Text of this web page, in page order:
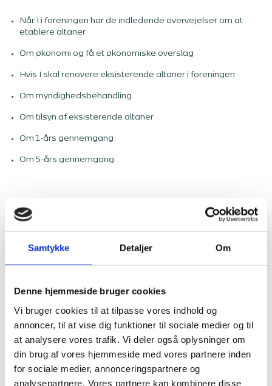
Samtykke Detaljer Om
Denne hjemmeside bruger cookies
Vi bruger cookies til at tilpasse vores indhold og
annoncer, til at vise dig funktioner til sociale medier og til
at analysere vores trafik. Vi deler også oplysninger om
din brug af vores hjemmeside med vores partnere inden
for sociale medier, annonceringspartnere og
analysepartnere. Vores partnere kan kombinere disse
Når I i foreningen har de indledende overvejelser om at
etablere altaner
Om økonomi og få et økonomiske overslag
Hvis I skal renovere eksisterende altaner i foreningen
Om myndighedsbehandling
Om tilsyn af eksisterende altaner
Om 1-års gennemgang
Om 5-års gennemgang
Lovgivning og regler om
altaner
Regler for etablering af altaner er forskellig fra kommune til
kommune. Reglerne for etablering af altaner i Københavns